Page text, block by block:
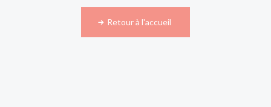
Retour à l'accueil